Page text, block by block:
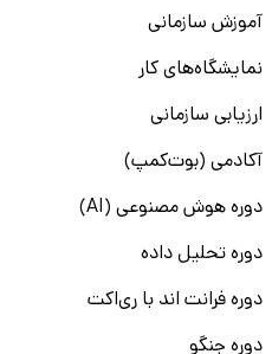
آموزش سازمانی
نمایشگاه‌های کار
ارزیابی سازمانی
آکادمی (بوت‌کمپ)
دوره هوش مصنوعی (AI)
دوره تحلیل داده
دوره فرانت اند با ری‌اکت
دوره جنگو